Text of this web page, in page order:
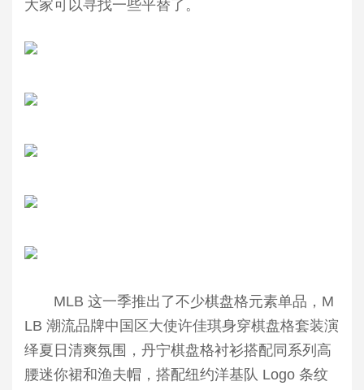
大家可以寻找一些平替了。
MLB 这一季推出了不少棋盘格元素单品，M
LB 潮流品牌中国区大使许佳琪身穿棋盘格套装演
绎夏日清爽氛围，丹宁棋盘格衬衫搭配同系列高
腰迷你裙和渔夫帽，搭配纽约洋基队 Logo 条纹